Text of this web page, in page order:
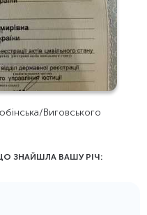
Виговського
ЗНАЙШЛА ВАШУ РIЧ: